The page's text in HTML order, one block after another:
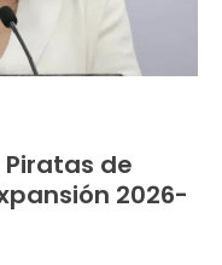
de
2026-